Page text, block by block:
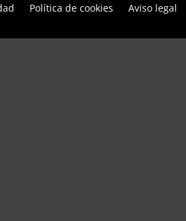
Política de cookies Aviso legal